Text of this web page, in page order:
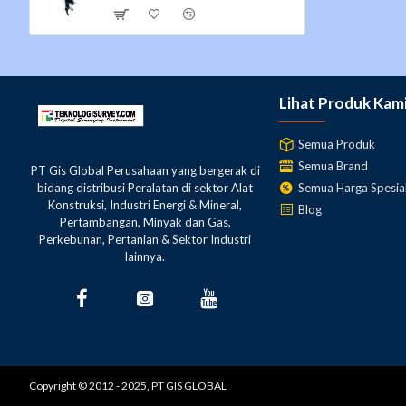
Lubrication System : Pre-mixing
Starter System : Manual
Operation Method : Tiller handle
Fuel Tank Capacity : 2.8 L
Gear Ratio : 2.08 : 1
Dimensions
Transom Length
5CMHL : 571 mm (22.5 in)
5CMHL : 21 kg
PT Gis Global Perusahaan yang bergerak di
bidang distribusi Peralatan di sektor Alat
Konstruksi, Industri Energi & Mineral,
Pertambangan, Minyak dan Gas,
Perkebunan, Pertanian & Sektor Industri
lainnya.
Lihat Produk
Semua Produk
Semua Brand
Semua Harga Spesial
Blog
Copyright © 2012 - 2025, PT GIS GLOBAL